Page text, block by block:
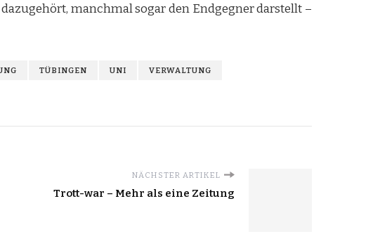
manchmal sogar den Endgegner darstellt –
TÜBINGEN UNI VERWALTUNG
NÄCHSTER ARTIKEL
Trott-war – Mehr als eine Zeitung